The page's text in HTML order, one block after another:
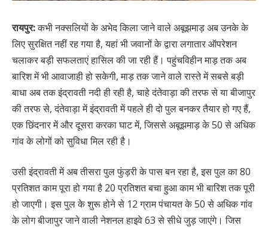
रायपुर:कभी नक्सलियों के अभेद किला जाने वाले अबूझमाड़ अब उनके के
लिए सुरक्षित नहीं रह गया है, यहां भी जवानों के द्वारा लगातार ऑपरेशन
चलाकर बड़ी सफलताएं हासिल की जा रही हैं। पहुंचविहीन माड़ तक अब
बारिश में भी आवाजाही हो सकेगी, माड़ तक जाने वाले रास्ते में सबसे बड़ी
बाधा अब तक इंद्रावती नदी ही रही है, चाहे दंतेवाड़ा की तरफ से या बीजापुर
की तरफ से, दंतेवाड़ा में इंद्रावती में पहले ही दो पुल बनकर तैयार हो गए हैं,
एक छिंदनार में और दूसरा करका घाट में, जिससे अबूझमाड़ के 50 से अधिक
गांव के लोगों को सुविधा मिल रही है।
उसी इंद्रावती में अब तीसरा पुल फुंड़री के पास बन रहा है, इस पुल का 80
प्रतिशत काम पूरा हो गया है 20 प्रतिशत बचा हुआ काम भी बारिश तक पूरी
हो जाएगी। इस पुल के शुरू होने से 12 ग्राम पंचायत के 50 से अधिक गांव
के लोग बीजापुर जाने वाली नेशनल हाइवे 63 से सीधे जुड़ जाएंगे। जिस